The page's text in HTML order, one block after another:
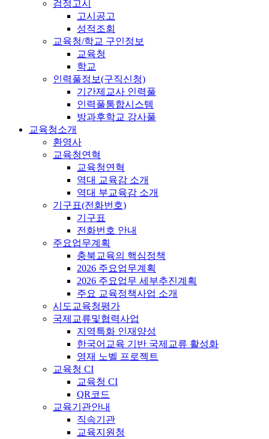
검정고시
고시공고
성적조회
교육청/학교 구인정보
교육청
학교
인력풀정보(구직신청)
기간제교사 인력풀
인력풀통합시스템
방과후학교 강사풀
교육청소개
환영사
교육청연혁
교육청연혁
역대 교육감 소개
역대 부교육감 소개
기구표(전화번호)
기구표
전화번호 안내
주요업무계획
충북교육의 핵심정책
2026 주요업무계획
2026 주요업무 세부추진계획
주요 교육정책사업 소개
시도교육청평가
국제교류및협력사업
지역특화 인재양성
한국어교육 기반 국제교류 활성화
영재 노벨 프로젝트
교육청 CI
교육청 CI
QR코드
교육기관안내
직속기관
교육지원청